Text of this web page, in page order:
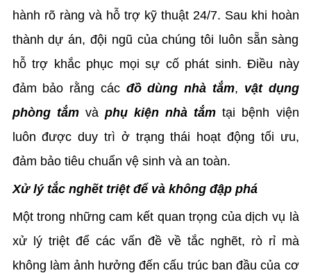
hành rõ ràng và hỗ trợ kỹ thuật 24/7. Sau khi hoàn
thành dự án, đội ngũ của chúng tôi luôn sẵn sàng
hỗ trợ khắc phục mọi sự cố phát sinh. Điều này
đảm bảo rằng các đồ dùng nhà tắm, vật dụng
phòng tắmvà phụ kiện nhà tắm tại bệnh viện
luôn được duy trì ở trạng thái hoạt động tối ưu,
đảm bảo tiêu chuẩn vệ sinh và an toàn.
Xử lý tắc nghẽt triệt để và không đập phá
Một trong những cam kết quan trọng của dịch vụ là
xử lý triệt để các vấn đề về tắc nghẽt, rò rỉ mà
không làm ảnh hưởng đến cấu trúc ban đầu của cơ